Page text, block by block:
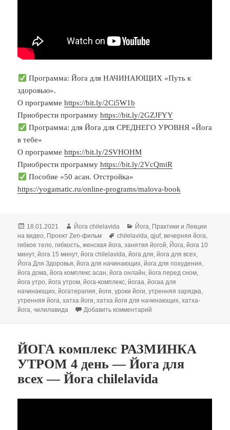
Программа: Йога для НАЧИНАЮЩИХ «Путь к
здоровью».
О программеhttps://bit.ly/2Ci5W1b
Приобрести программуhttps://bit.ly/2GZJFYY
Программа: для Йога для СРЕДНЕГО УРОВНЯ «Йога
в тебе»
О программеhttps://bit.ly/2SVHOHM
Приобрести программуhttps://bit.ly/2VcQmiR
Пособие «50 асан. Отстройка»
https://yogamatic.ru/online-programs/malova-book
Опубликовано
18.01.2021 Автор
Йога chilelavida Рубрики
Йога, Практики и Лекции
на видео, Проект Zen-фильм Метки
chilelavida,qjuf,вечерняя йога,
гибкое тело,гибкость,женская йога,занятия йогой, Йога,йога 10
минут,йога 15 минут,йога chilelavida,йога для,йога для всех,
Йога Для Здоровья,йога для начинающих,йога для похудения,
йога дома,йога комплекс асан,йога онлайн,йога перед сном,
йога утро,йога утром,йога-комплекс,йогаа,йогаа для
начинающих,йогатерапия,йоги,уроки йоги,утренняя зарядка,
утренняя йога,хатха йоги,хатха йоги для начинающих,хатха-
йога,чилилавида Добавить комментарий
ЙОГА комплекс РАЗМИНКА
УТРОМ 4 день — Йога для
всех — Йога chilelavida